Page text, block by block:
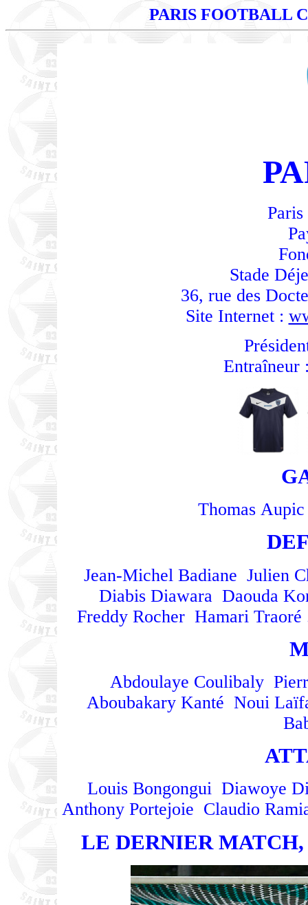
PARIS FOOTBALL
Stade
36, rue des
Site Internet :
Entraîneur
Thomas
Jean-Michel Badiane Julien
Diabis Diawara Daouda
Freddy Rocher Hamari
Abdoulaye Coulibaly
Aboubakary Kanté Noui
Louis Bongongui Diawoye
Anthony Portejoie Claudio
LE DERNIER MATCH,